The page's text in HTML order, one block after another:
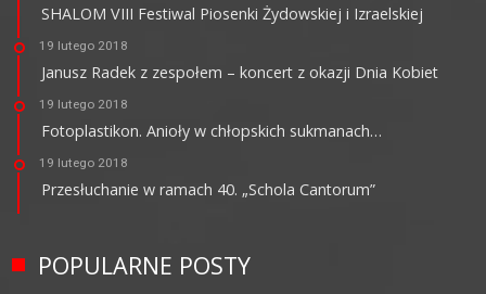
SHALOM VIII Festiwal Piosenki Żydowskiej i Izraelskiej
19 lutego 2018
Janusz Radek z zespołem – koncert z okazji Dnia Kobiet
19 lutego 2018
Fotoplastikon. Anioły w chłopskich sukmanach…
19 lutego 2018
Przesłuchanie w ramach 40. „Schola Cantorum”
POPULARNE POSTY